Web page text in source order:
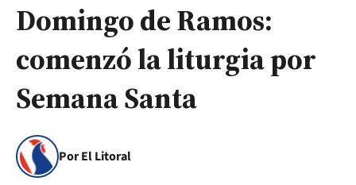
Domingo de Ramos:
comenzó la liturgia por
Semana Santa
Por El Litoral